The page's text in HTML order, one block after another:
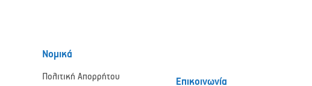
Νομικά
Πολιτική Απορρήτου Επικοινωνία